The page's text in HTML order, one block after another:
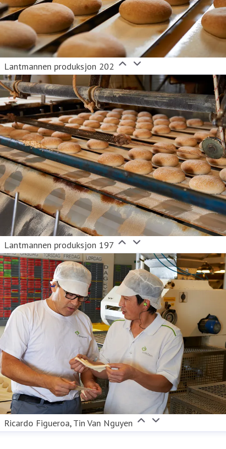
Lantmannen produksjon 202
Lantmannen produksjon 197
Ricardo Figueroa, Tin Van Nguyen